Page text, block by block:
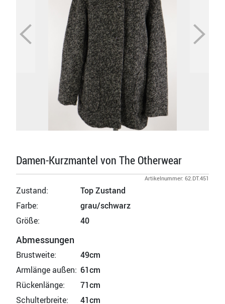
Damen-Kurzmantel von The Otherwear
Artikelnummer: 62.DT.451
Zustand:
Top Zustand
Farbe:
grau/schwarz
Größe:
40
Abmessungen
Brustweite:
49cm
Armlänge außen: 61cm
Rückenlänge:
71cm
Schulterbreite:
41cm